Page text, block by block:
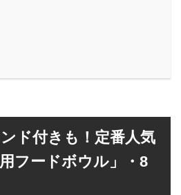
ド付きも！定番人気
フードボウル」・8